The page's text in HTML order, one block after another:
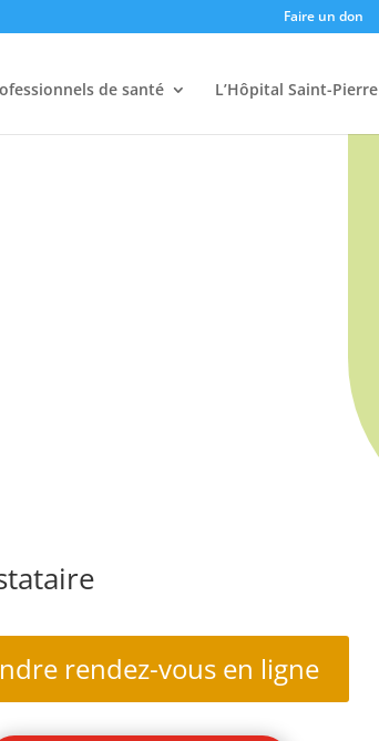
Faire un don
de santé L’Hôpital Saint-Pierre
rendez-vous en ligne